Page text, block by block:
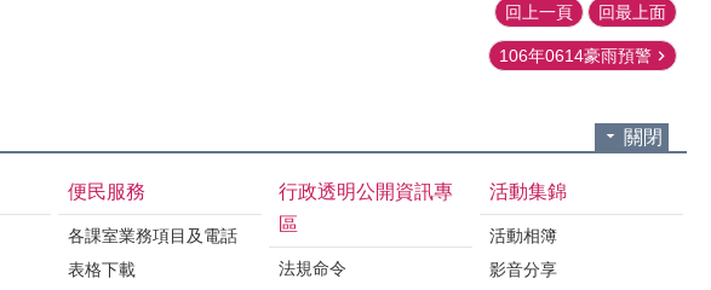
回上一頁 回最上面
106年0614豪雨預警
關閉
便民服務
各課室業務項目及電話
表格下載
行政透明公開資訊專
區
法規命令
活動集錦
活動相簿
影音分享